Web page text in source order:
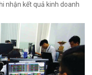
nhận kết quả kinh doanh